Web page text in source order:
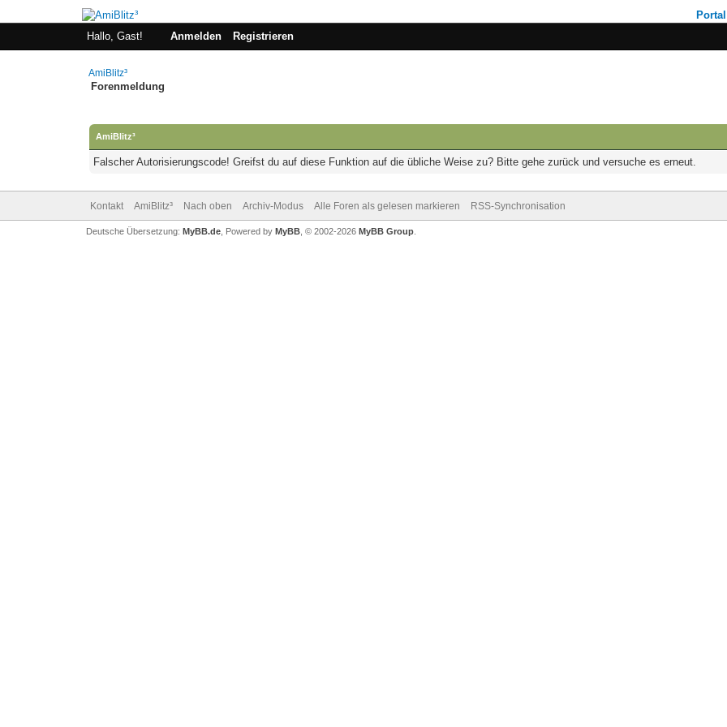
Portal
Hallo, Gast!
Anmelden Registrieren
AmiBlitz³
Forenmeldung
AmiBlitz³
Falscher Autorisierungscode! Greifst du auf diese Funktion auf die übliche Weise zu? Bitte gehe zurück und versuche es erneut.
Kontakt AmiBlitz³ Nach oben Archiv-Modus Alle Foren als gelesen markieren RSS-Synchronisation
Deutsche Übersetzung: MyBB.de, Powered by MyBB, © 2002-2026 MyBB Group.